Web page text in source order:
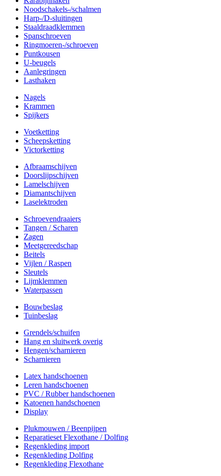
Noodschakels-/schalmen
Harp-/D-sluitingen
Staaldraadklemmen
Spanschroeven
Ringmoeren-/schroeven
Puntkousen
U-beugels
Aanlegringen
Lasthaken
Nagels
Krammen
Spijkers
Voetketting
Scheepsketting
Victorketting
Afbraamschijven
Doorslijpschijven
Lamelschijven
Diamantschijven
Laselektroden
Schroevendraaiers
Tangen / Scharen
Zagen
Meetgereedschap
Beitels
Vijlen / Raspen
Sleutels
Lijmklemmen
Waterpassen
Bouwbeslag
Tuinbeslag
Grendels/schuifen
Hang en sluitwerk overig
Hengen/scharnieren
Scharnieren
Latex handschoenen
Leren handschoenen
PVC / Rubber handschoenen
Katoenen handschoenen
Display
Plukmouwen / Beenpijpen
Reparatieset Flexothane / Dolfing
Regenkleding import
Regenkleding Dolfing
Regenkleding Flexothane